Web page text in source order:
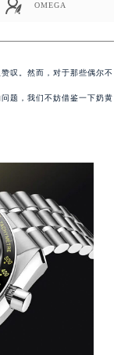
OMEGA
叹。然而，对于那些偶尔不
题，我们不妨借鉴一下奶黄